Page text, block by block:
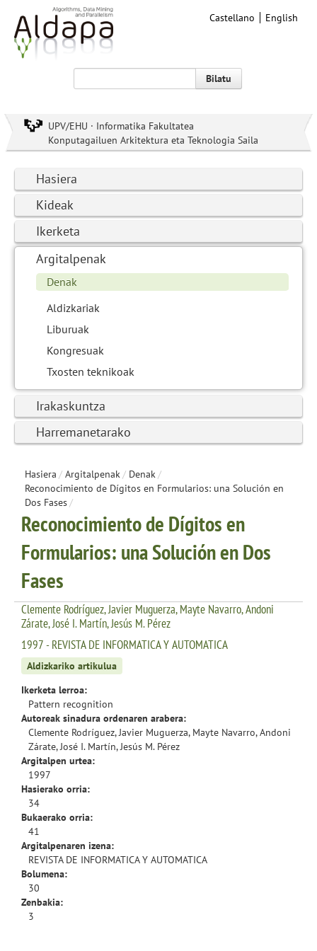
Castellano English
Bilatu
UPV/EHU · Informatika Fakultatea
Konputagailuen Arkitektura eta Teknologia Saila
Hasiera
Kideak
Ikerketa
Argitalpenak
Denak
Aldizkariak
Liburuak
Kongresuak
Txosten teknikoak
Irakaskuntza
Harremanetarako
Hasiera / Argitalpenak/ Denak/
Reconocimiento de Dígitos en Formularios: una Solución en
Dos Fases/
Reconocimiento de Dígitos en
Formularios: una Solución en Dos
Fases
Clemente Rodríguez, Javier Muguerza, Mayte Navarro, Andoni
Zárate, José I. Martín, Jesús M. Pérez
1997 - REVISTA DE INFORMATICA Y AUTOMATICA
Aldizkariko artikulua
Ikerketa lerroa:
Pattern recognition
Autoreak sinadura ordenaren arabera:
Clemente Rodríguez, Javier Muguerza, Mayte Navarro, Andoni
Zárate, José I. Martín, Jesús M. Pérez
Argitalpen urtea:
1997
Hasierako orria:
34
Bukaerako orria:
41
Argitalpenaren izena:
REVISTA DE INFORMATICA Y AUTOMATICA
Bolumena:
30
Zenbakia:
3